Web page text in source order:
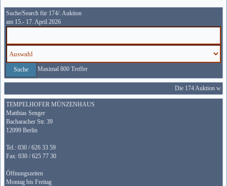
Suche/Search für 174/. Auktion
am 15.- 17. April 2026
Maximal 800 Treffer
Die 174 Auktion
TEMPELHOFER MÜNZENHAUS
Matthias Senger
Bacharacher Str. 39
12099 Berlin
Tel.: 030 / 626 33 59
Fax: 030 / 625 77 30
Öffnungszeiten
Montag bis Freitag